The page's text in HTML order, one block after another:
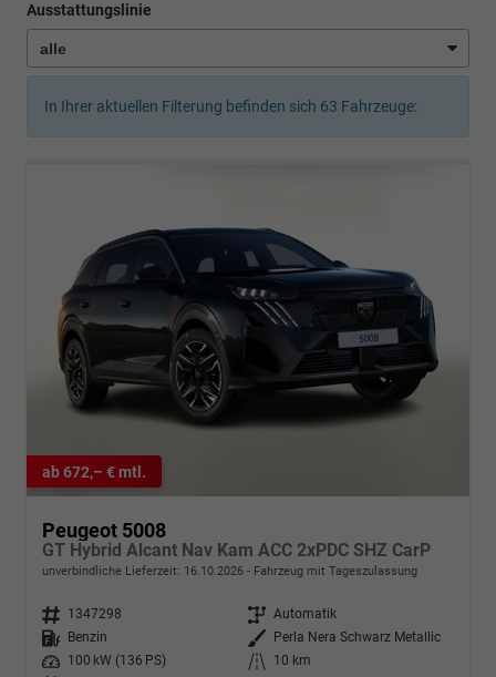
Ausstattungslinie
In Ihrer aktuellen Filterung befinden sich 63 Fahrzeuge:
ab 672,– € mtl.
Peugeot 5008
GT Hybrid Alcant Nav Kam ACC 2xPDC SHZ CarP
unverbindliche Lieferzeit: 16.10.2026 Fahrzeug mit Tageszulassung
Fahrzeugnr. 1347298 Getriebe Automatik
Kraftstoff
Benzin Außenfarbe
Perla Nera Schwarz Metallic
Leistung
100 kW (136 PS) Kilometerstand
10 km